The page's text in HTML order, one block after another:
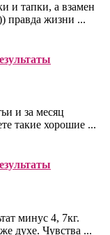
и тапки, а взамен
правда жизни ...
и за месяц
такие хорошие ...
минус 4, 7кг.
духе. Чувства ...